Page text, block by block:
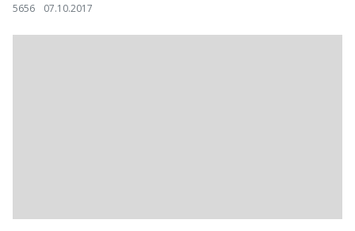
5656 07.10.2017